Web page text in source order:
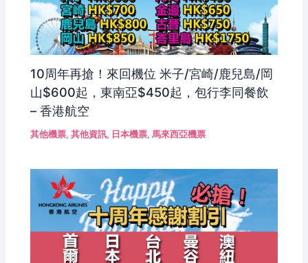
10周年再搶！來回機位 米子/宮崎/鹿兒島/岡
山$600起，東南亞$450起，包行李同餐飲
– 香港航空
其他機票,其他資訊, 日本機票,馬來西亞機票